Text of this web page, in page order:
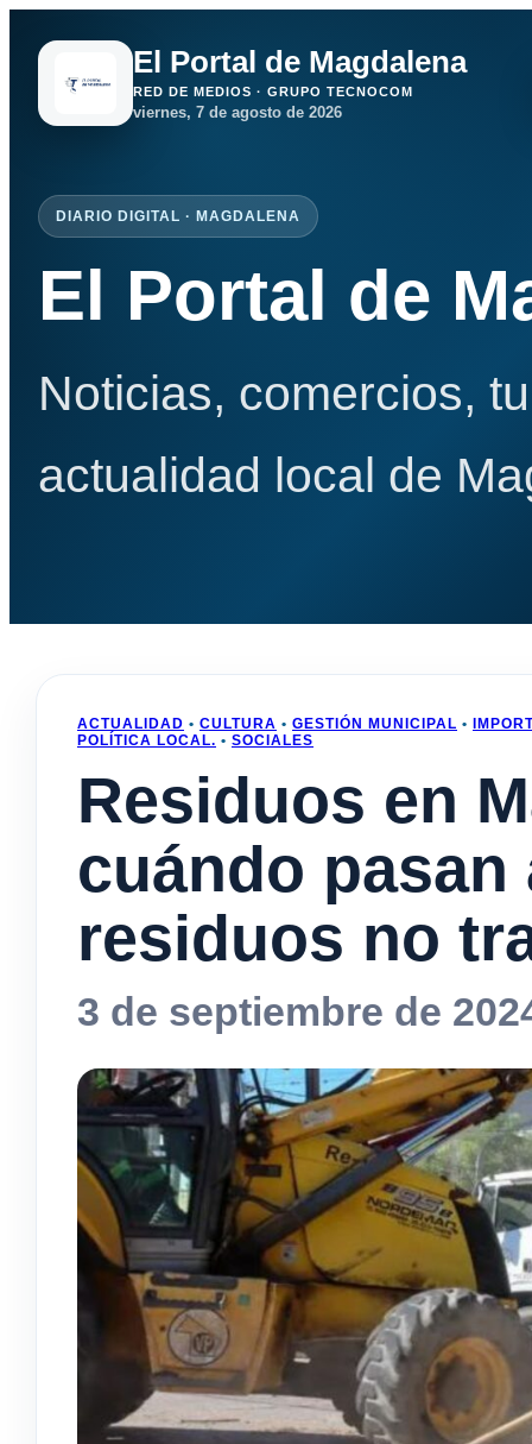
El Portal de Magdalena
RED DE MEDIOS · GRUPO TECNOCOM
viernes, 7 de agosto de 2026
DIARIO DIGITAL · MAGDALENA
El Portal de
Noticias, comercios,
actualidad local de
ACTUALIDAD • CULTURA • GESTIÓN MUNICIPAL •
POLÍTICA LOCAL. • SOCIALES
Residuos en
cuándo
residuos no
3 de septiembre de